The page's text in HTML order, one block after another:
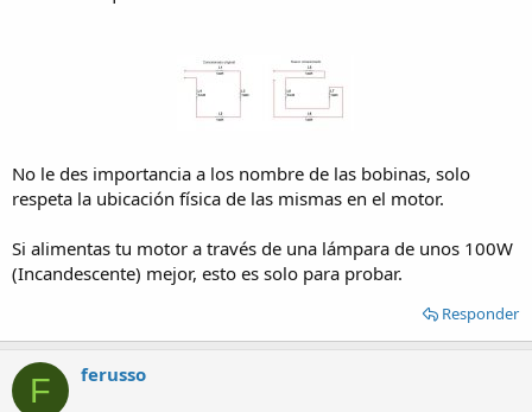
No le des importancia a los nombre de las bobinas, solo
respeta la ubicación física de las mismas en el motor.
Si alimentas tu motor a través de una lámpara de unos 100W
(Incandescente) mejor, esto es solo para probar.
Responder
F ferusso